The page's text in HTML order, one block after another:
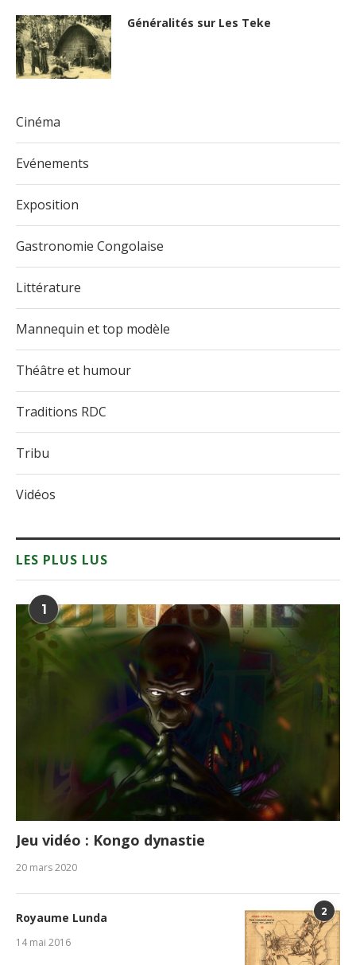
Généralités sur Les Teke
Cinéma
Evénements
Exposition
Gastronomie Congolaise
Littérature
Mannequin et top modèle
Théâtre et humour
Traditions RDC
Tribu
Vidéos
LES PLUS LUS
1
Jeu vidéo : Kongo dynastie
20 mars 2020
2
Royaume Lunda
14 mai 2016